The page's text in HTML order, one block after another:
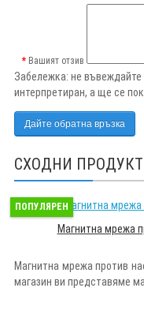
Вашият отзив
Забележка: не въвеждайте
интерпретиран, а ще се
Дайте обратна връзка
СХОДНИ
ПОПУЛЯРЕН
Магнитна мрежа
Магнитна мрежа против
магазин ви представяме